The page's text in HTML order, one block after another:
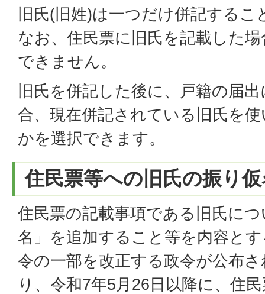
旧氏(旧姓)は一つだけ併記するこ
なお、住民票に旧氏を記載した
できません。
旧氏を併記した後に、戸籍の届
合、現在併記されている旧氏を
かを選択できます。
住民票等への旧氏の振り
住民票の記載事項である旧氏に
名」を追加すること等を内容と
令の一部を改正する政令が公布
り、令和7年5月26日以降に、住